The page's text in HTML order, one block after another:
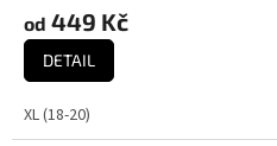
od 449 Kč
DETAIL
XL (18-20)